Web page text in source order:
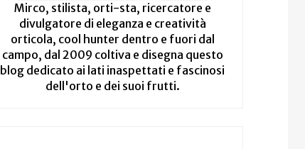
Mirco, stilista, orti-sta, ricercatore e
divulgatore di eleganza e creatività
orticola, cool hunter dentro e fuori dal
campo, dal 2009 coltiva e disegna questo
blog dedicato ai lati inaspettati e fascinosi
dell'orto e dei suoi frutti.